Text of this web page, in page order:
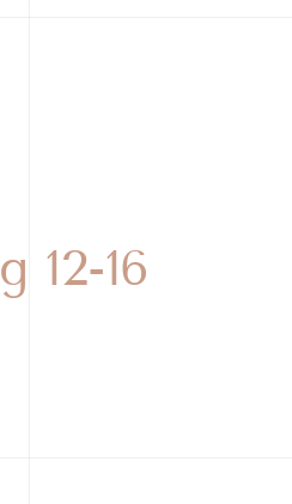
12-16